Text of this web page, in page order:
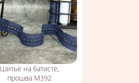
Шитье на батисте,
прошва М392